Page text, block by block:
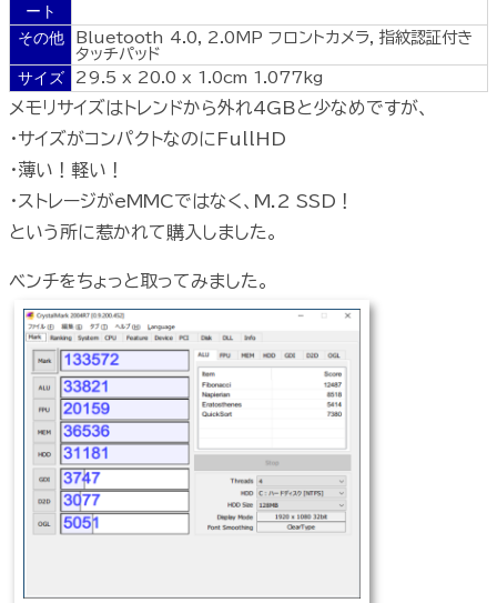
ート
その他
Bluetooth 4.0, 2.0MP フロントカメラ, 指紋認証付き
タッチパッド
サイズ 29.5 x 20.0 x 1.0cm 1.077kg
メモリサイズはトレンドから外れ4GBと少なめですが、
・サイズがコンパクトなのにFullHD
・薄い！軽い！
・ストレージがeMMCではなく、M.2 SSD！
という所に惹かれて購入しました。
ベンチをちょっと取ってみました。